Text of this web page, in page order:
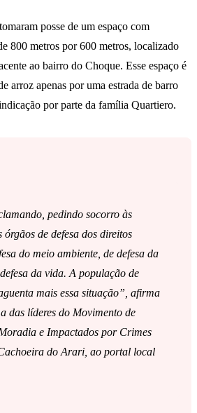
posse de um espaço com
800 metros por 600 metros, localizado
ao bairro do Choque. Esse espaço é
arroz apenas por uma estrada de barro
por parte da família Quartiero.
pedindo socorro às
órgãos de defesa dos direitos
do meio ambiente, de defesa da
da vida. A população de
mais essa situação”, afirma
das líderes do Movimento de
e Impactados por Crimes
do Arari, ao portal local